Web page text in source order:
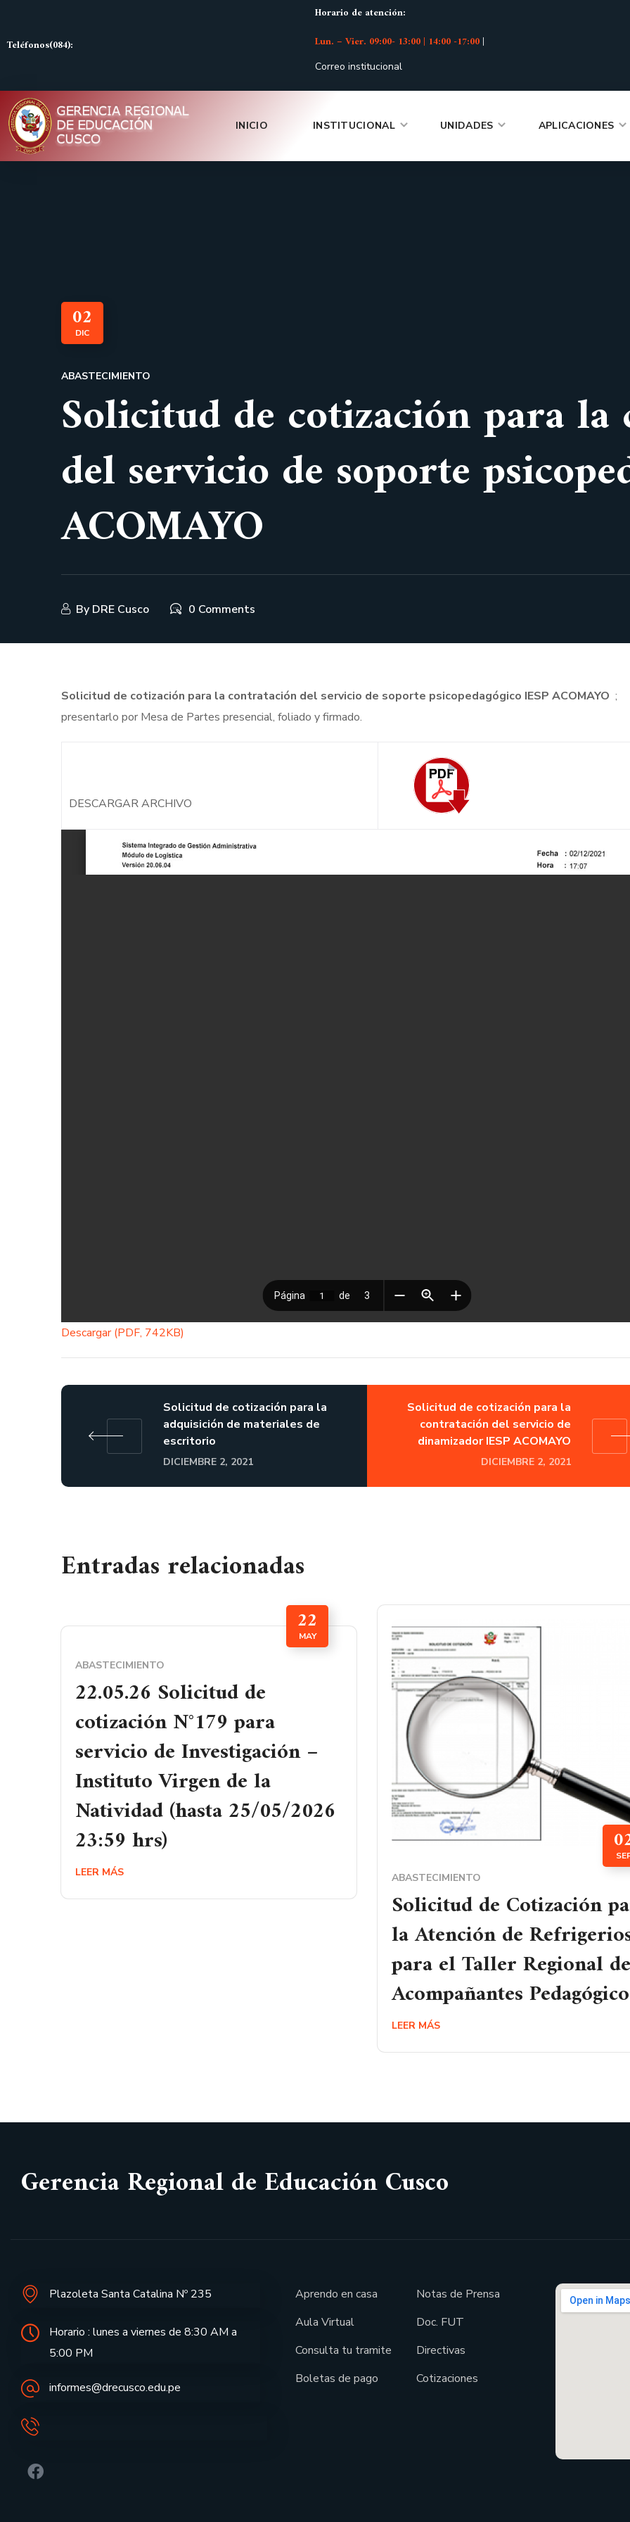
Teléfonos(084):
Horario de atención:
Lun. – Vier. 09:00- 13:00 | 14:00 -17:00|
Correo institucional
INICIO INSTITUCIONAL UNIDADES APLICACIONES
02
DIC
ABASTECIMIENTO
Solicitud de cotización para
del servicio de soporte
ACOMAYO
By DRE Cusco 0 Comments
Solicitud de cotización para la contratación del servicio de soporte psicopedagógico IESP ACOMAYO ;
presentarlo por Mesa de Partes presencial, foliado y firmado.
DESCARGAR ARCHIVO
Descargar (PDF, 742KB)
Solicitud de cotización para la
adquisición de materiales de
escritorio
DICIEMBRE 2, 2021
Solicitud de cotización para la
contratación del servicio de
dinamizador IESP ACOMAYO
DICIEMBRE 2, 2021
Entradas relacionadas
22
MAY
ABASTECIMIENTO
22.05.26 Solicitud de
cotización N°179 para
servicio de Investigación –
Instituto Virgen de la
Natividad (hasta 25/05/2026
23:59 hrs)
LEER MÁS ABASTECIMIENTO
Solicitud de Cotización
la Atención de
para el Taller Regional de
Acompañantes
LEER MÁS
Gerencia Regional de Educación Cusco
Plazoleta Santa Catalina Nº 235
Horario : lunes a viernes de 8:30 AM a
5:00 PM
informes@drecusco.edu.pe
Aprendo en casa
Aula Virtual
Consulta tu tramite
Boletas de pago
Notas de Prensa
Doc. FUT
Directivas
Cotizaciones